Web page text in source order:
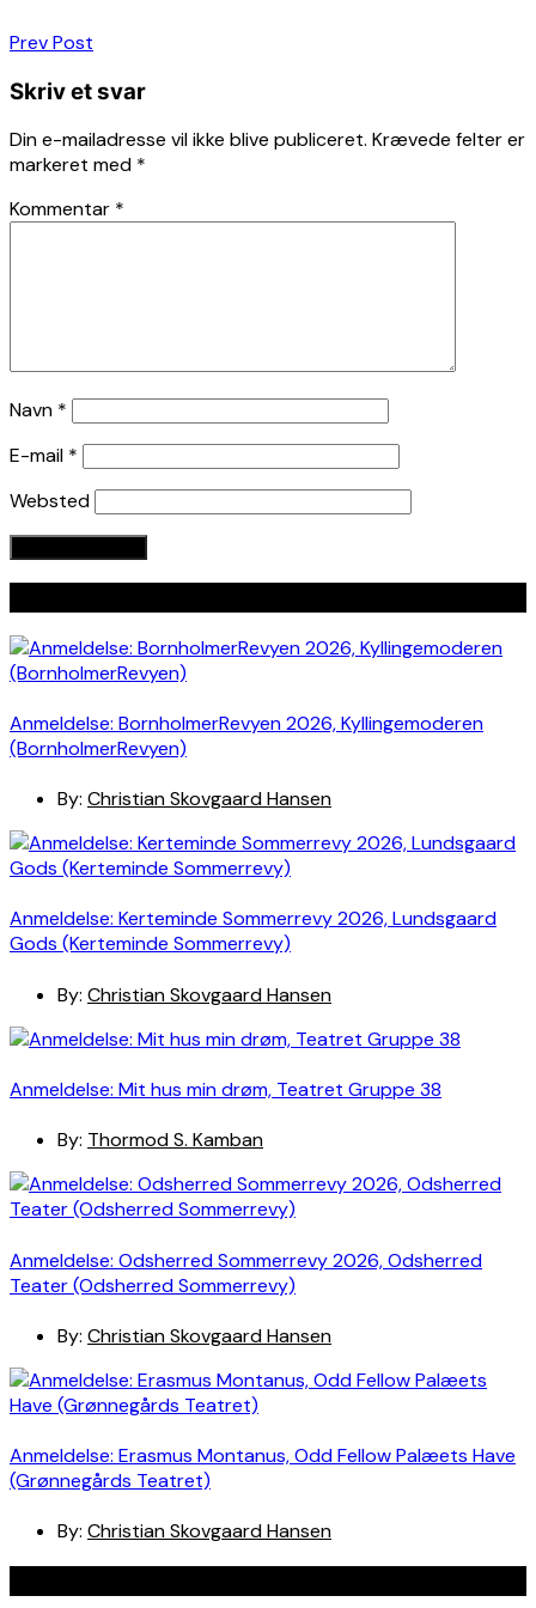
Indlægsnavigation
Prev Post
Skriv et svar
Din e-mailadresse vil ikke blive publiceret. Krævede felter er
markeret med *
Kommentar *
Navn *
E-mail *
Websted
Anmeldelse: BornholmerRevyen 2026, Kyllingemoderen
(BornholmerRevyen)
By: Christian Skovgaard Hansen
Anmeldelse: Kerteminde Sommerrevy 2026, Lundsgaard
Gods (Kerteminde Sommerrevy)
By: Christian Skovgaard Hansen
Anmeldelse: Mit hus min drøm, Teatret Gruppe 38
By: Thormod S. Kamban
Anmeldelse: Odsherred Sommerrevy 2026, Odsherred
Teater (Odsherred Sommerrevy)
By: Christian Skovgaard Hansen
Anmeldelse: Erasmus Montanus, Odd Fellow Palæets Have
(Grønnegårds Teatret)
By: Christian Skovgaard Hansen